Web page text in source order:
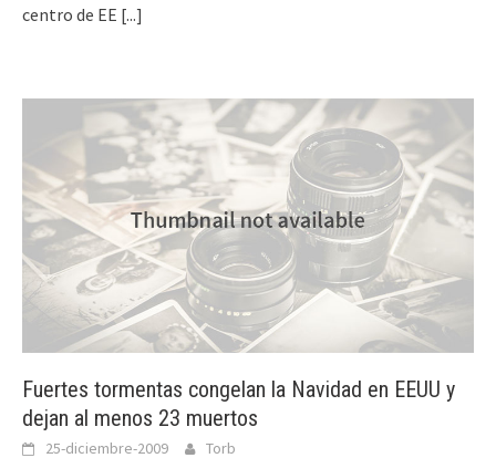
centro de EE [...]
Fuertes tormentas congelan la Navidad en EEUU y
dejan al menos 23 muertos
25-diciembre-2009 Torb